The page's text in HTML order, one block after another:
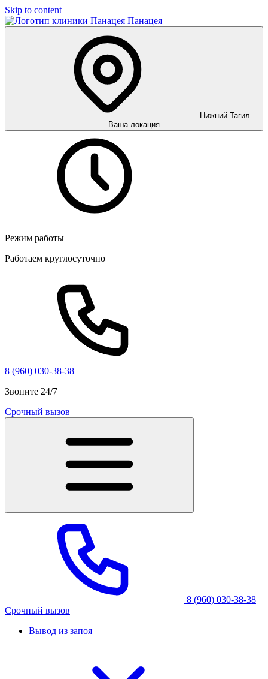
Skip to content
Панацея
Нижний Тагил
Ваша локация
Режим работы
Работаем круглосуточно
8 (960) 030-38-38
Звоните 24/7
Срочный вызов
8 (960) 030-38-38
Срочный вызов
Вывод из запоя